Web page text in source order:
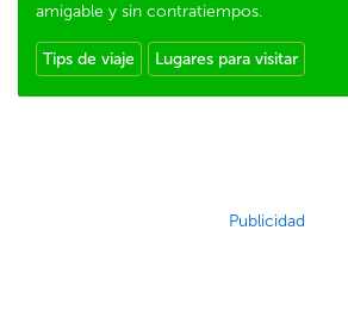
amigable y sin contratiempos.
Tips de viaje Lugares para visitar
Publicidad